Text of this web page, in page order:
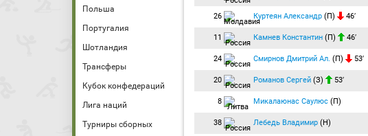
Польша
Португалия
Шотландия
Трансферы
Кубок конфедераций
Лига наций
Турниры сборных
26 Куртеян Александр (П) 46′
11 Камнев Константин (П) 46′
24 Смирнов Дмитрий Ал. (П) 53′
20 Романов Сергей (З) 53′
8 Микалаюнас Саулюс (П)
38 Лебедь Владимир (Н)